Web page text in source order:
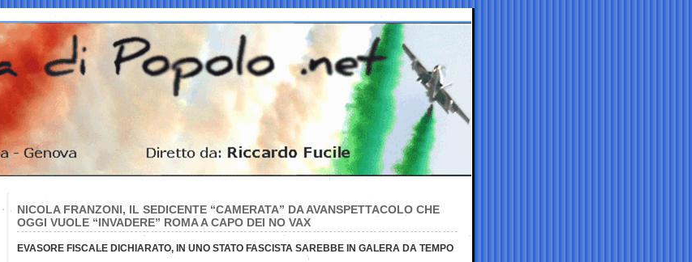
NICOLA FRANZONI, IL SEDICENTE “CAMERATA” DA AVANSPETTACOLO CHE
OGGI VUOLE “INVADERE” ROMA A CAPO DEI NO VAX
EVASORE FISCALE DICHIARATO, IN UNO STATO FASCISTA SAREBBE IN GALERA DA TEMPO